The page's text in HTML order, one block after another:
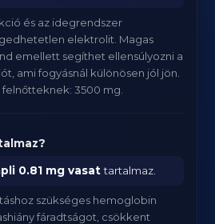
és az idegrendszer
elektrolit. Magas
emellett segíthet ellensúlyozni a
ami fogyásnál különösen jól jön.
3500 mg.
0.81 mg vasattartalmaz.
szükséges hemoglobin
fáradtságot, csökkent